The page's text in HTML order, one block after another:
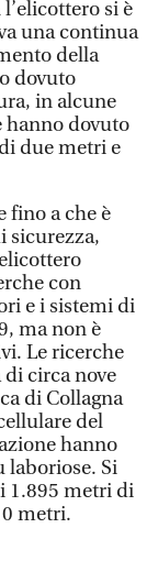
si è
una continua
della
dovuto
in alcune
hanno dovuto
due metri e
fino a che è
sicurezza,
con
e i sistemi di
ma non è
Le ricerche
di circa nove
di Collagna
del
hanno
laboriose. Si
1.895 metri di
metri.